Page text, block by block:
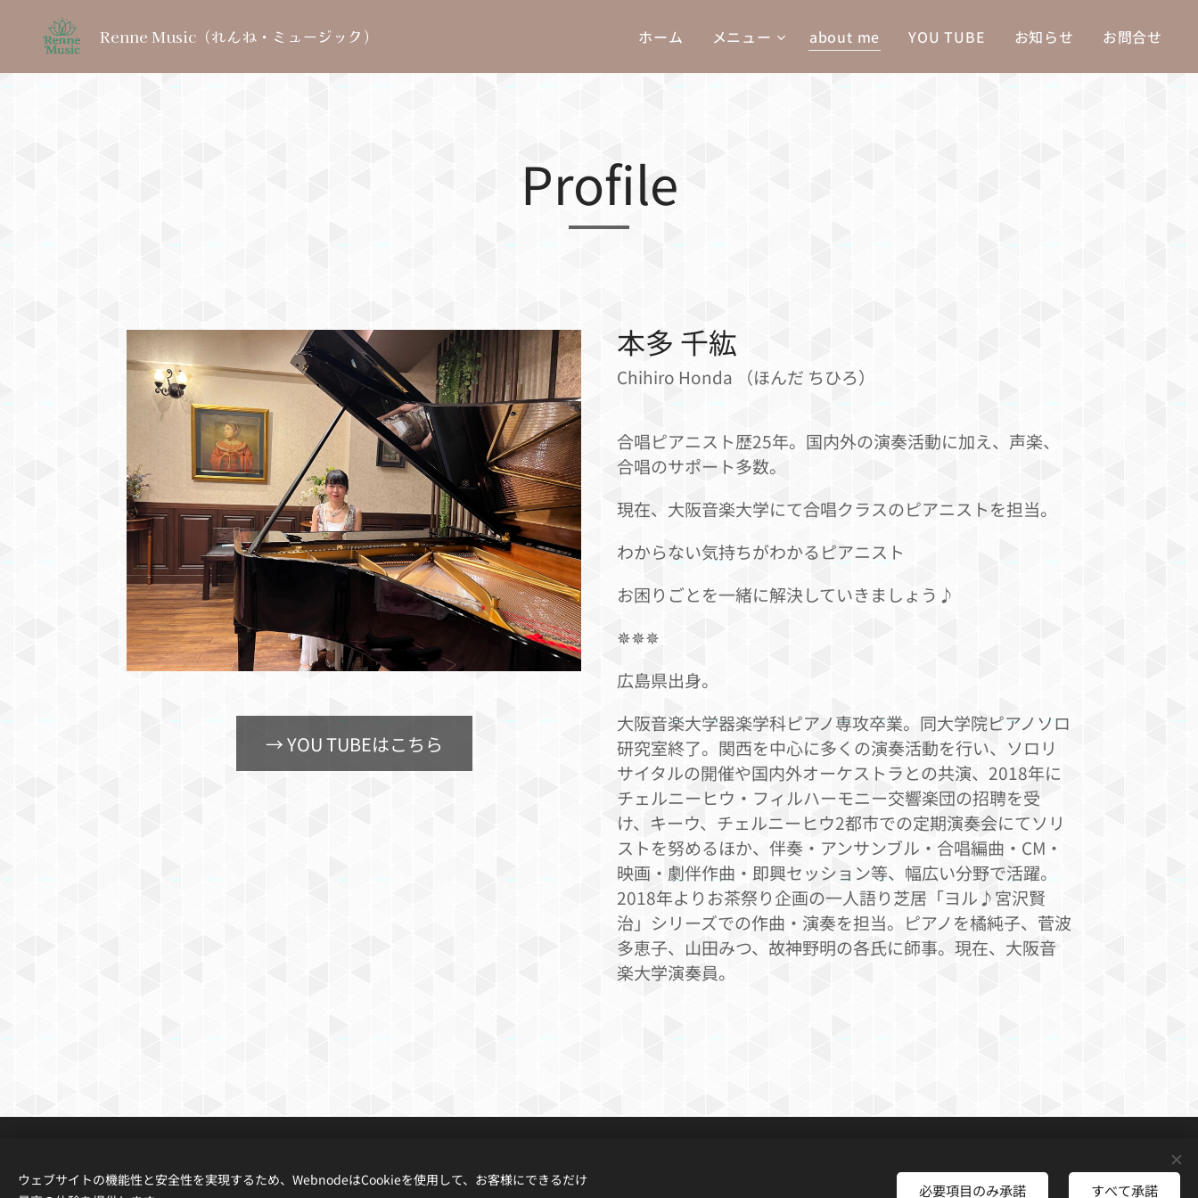
Renne Music（れんね・ミュージック） ホーム メニュー about me YOU TUBE お知らせ お問合せ
Profile
→ YOU TUBEはこちら
本多 千紘
Chihiro Honda （ほんだ ちひろ）
合唱ピアニスト歴25年。国内外の演奏活動に加え、声楽、
合唱のサポート多数。
現在、大阪音楽大学にて合唱クラスのピアニストを担当。
わからない気持ちがわかるピアニスト
お困りごとを一緒に解決していきましょう♪
✵✵✵
広島県出身。
大阪音楽大学器楽学科ピアノ専攻卒業。同大学院ピアノソロ
研究室終了。関西を中心に多くの演奏活動を行い、ソロリ
サイタルの開催や国内外オーケストラとの共演、2018年に
チェルニーヒウ・フィルハーモニー交響楽団の招聘を受
け、キーウ、チェルニーヒウ2都市での定期演奏会にてソリ
ストを努めるほか、伴奏・アンサンブル・合唱編曲・CM・
映画・劇伴作曲・即興セッション等、幅広い分野で活躍。
2018年よりお茶祭り企画の一人語り芝居「ヨル♪宮沢賢
治」シリーズでの作曲・演奏を担当。ピアノを橘純子、菅波
多恵子、山田みつ、故神野明の各氏に師事。現在、大阪音
楽大学演奏員。
Renne
ウェブサイトの機能性と安全性を実現するため、WebnodeはCookieを使用して、お客様にできるだけ
必要項目のみ承諾 すべて承諾